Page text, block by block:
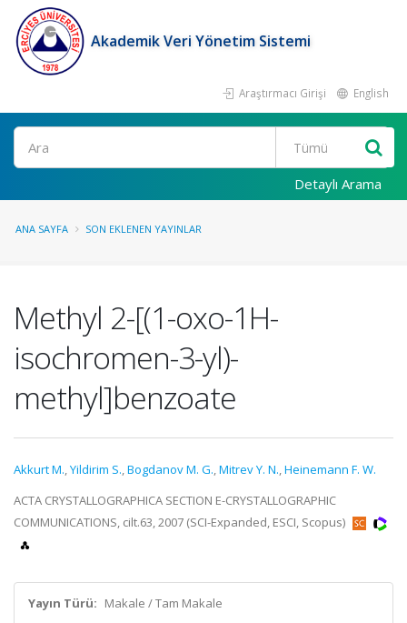
Akademik Veri Yönetim Sistemi
Araştırmacı Girişi English
Ara
Detaylı Arama
ANA SAYFA SON EKLENEN YAYINLAR
Methyl 2-[(1-oxo-1H-
isochromen-3-yl)-
methyl]benzoate
Akkurt M.,Yildirim S.,Bogdanov M. G.,Mitrev Y. N.,Heinemann F. W.
ACTA CRYSTALLOGRAPHICA SECTION E-CRYSTALLOGRAPHIC
COMMUNICATIONS, cilt.63, 2007 (SCI-Expanded, ESCI, Scopus)
Yayın Türü: Makale / Tam Makale